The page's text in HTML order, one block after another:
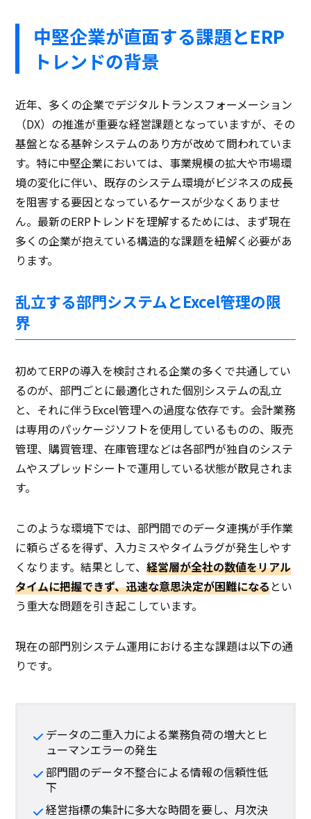
中堅企業が直面する課題とERP
トレンドの背景
近年、多くの企業でデジタルトランスフォーメーション
（DX）の推進が重要な経営課題となっていますが、その
基盤となる基幹システムのあり方が改めて問われていま
す。特に中堅企業においては、事業規模の拡大や市場環
境の変化に伴い、既存のシステム環境がビジネスの成長
を阻害する要因となっているケースが少なくありませ
ん。最新のERPトレンドを理解するためには、まず現在
多くの企業が抱えている構造的な課題を紐解く必要があ
ります。
乱立する部門システムとExcel管理の限
界
初めてERPの導入を検討される企業の多くで共通してい
るのが、部門ごとに最適化された個別システムの乱立
と、それに伴うExcel管理への過度な依存です。会計業務
は専用のパッケージソフトを使用しているものの、販売
管理、購買管理、在庫管理などは各部門が独自のシステ
ムやスプレッドシートで運用している状態が散見されま
す。
このような環境下では、部門間でのデータ連携が手作業
に頼らざるを得ず、入力ミスやタイムラグが発生しやす
くなります。結果として、経営層が全社の数値をリアル
タイムに把握できず、迅速な意思決定が困難になるとい
う重大な問題を引き起こしています。
現在の部門別システム運用における主な課題は以下の通
りです。
データの二重入力による業務負荷の増大とヒ
ューマンエラーの発生
部門間のデータ不整合による情報の信頼性低
下
経営指標の集計に多大な時間を要し、月次決